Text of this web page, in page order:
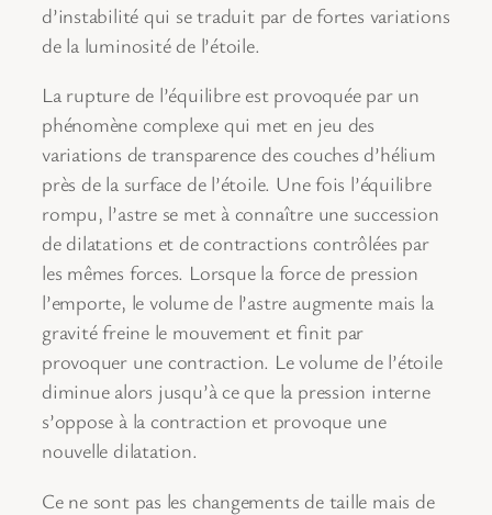
d’instabilité qui se traduit par de fortes variations
de la luminosité de l’étoile.
La rupture de l’équilibre est provoquée par un
phénomène complexe qui met en jeu des
variations de transparence des couches d’hélium
près de la surface de l’étoile. Une fois l’équilibre
rompu, l’astre se met à connaître une succession
de dilatations et de contractions contrôlées par
les mêmes forces. Lorsque la force de pression
l’emporte, le volume de l’astre augmente mais la
gravité freine le mouvement et finit par
provoquer une contraction. Le volume de l’étoile
diminue alors jusqu’à ce que la pression interne
s’oppose à la contraction et provoque une
nouvelle dilatation.
Ce ne sont pas les changements de taille mais de